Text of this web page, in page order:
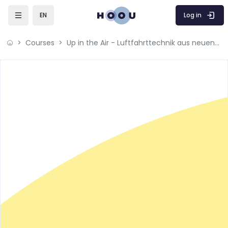
EN Log in
Courses Up in the Air - Luftfahrttechnik aus neuen Perspektiven